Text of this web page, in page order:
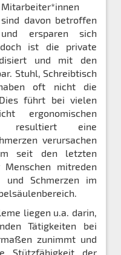
Mitarbeiter*innen
sind davon betroffen
und ersparen sich
ist die private
und mit den
Stuhl, Schreibtisch
oft nicht die
führt bei vielen
ergonomischen
resultiert eine
verursachen
seit den letzten
mitreden
und Schmerzen im
liegen u.a. darin,
Tätigkeiten bei
zunimmt und
Stützfähigkeit der